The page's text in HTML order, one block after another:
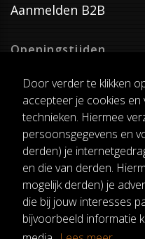
Door verder te klikken
accepteer je cookies en
technieken. Hiermee
persoonsgegevens en
derden) je
en die van derden.
mogelijk derden) je
die bij jouw interesses
bijvoorbeeld informatie
Aanmelden B2B
Openingstijden
Dinsdag T/M Zaterdag
van 8:00-17:00
Verzenddagen
Dinsdag T/M Vrijdag
Pauze
12:30-13:00